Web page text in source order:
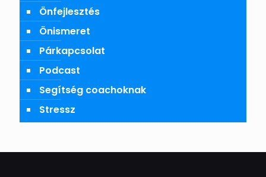
Önfejlesztés
Önismeret
Párkapcsolat
Podcast
Segítség coachoknak
Stressz